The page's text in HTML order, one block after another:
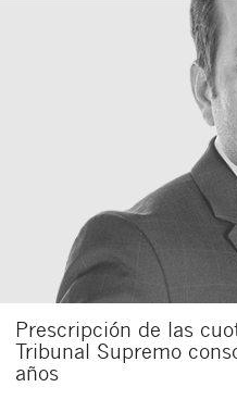
Prescripción de las
Tribunal Supremo
años